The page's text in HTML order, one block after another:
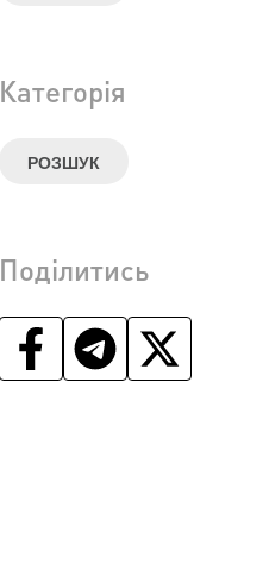
Категорія
РОЗШУК
Поділитись